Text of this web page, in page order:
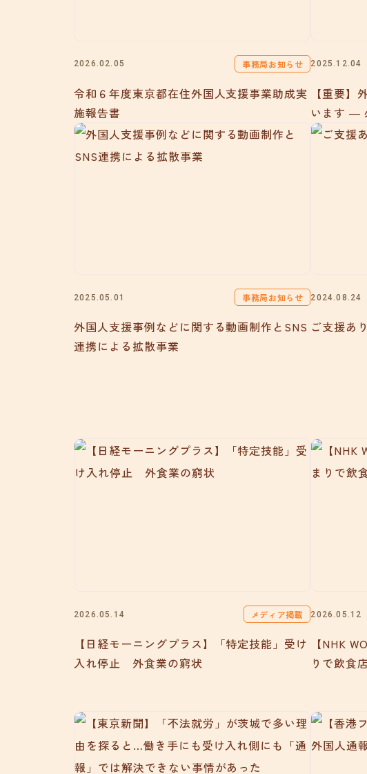
2026.02.05 事務局お知らせ
令和６年度東京都在住外国人支援事業助成実
施報告書
2025.12.04
【重要】
います ―
2025.05.01 事務局お知らせ
外国人支援事例などに関する動画制作とSNS
連携による拡散事業
2024.08.24
ご支援あ
2026.05.14 メディア掲載
【日経モーニングプラス】「特定技能」受け
入れ停止 外食業の窮状
2026.05.12
【NHK
りで飲食